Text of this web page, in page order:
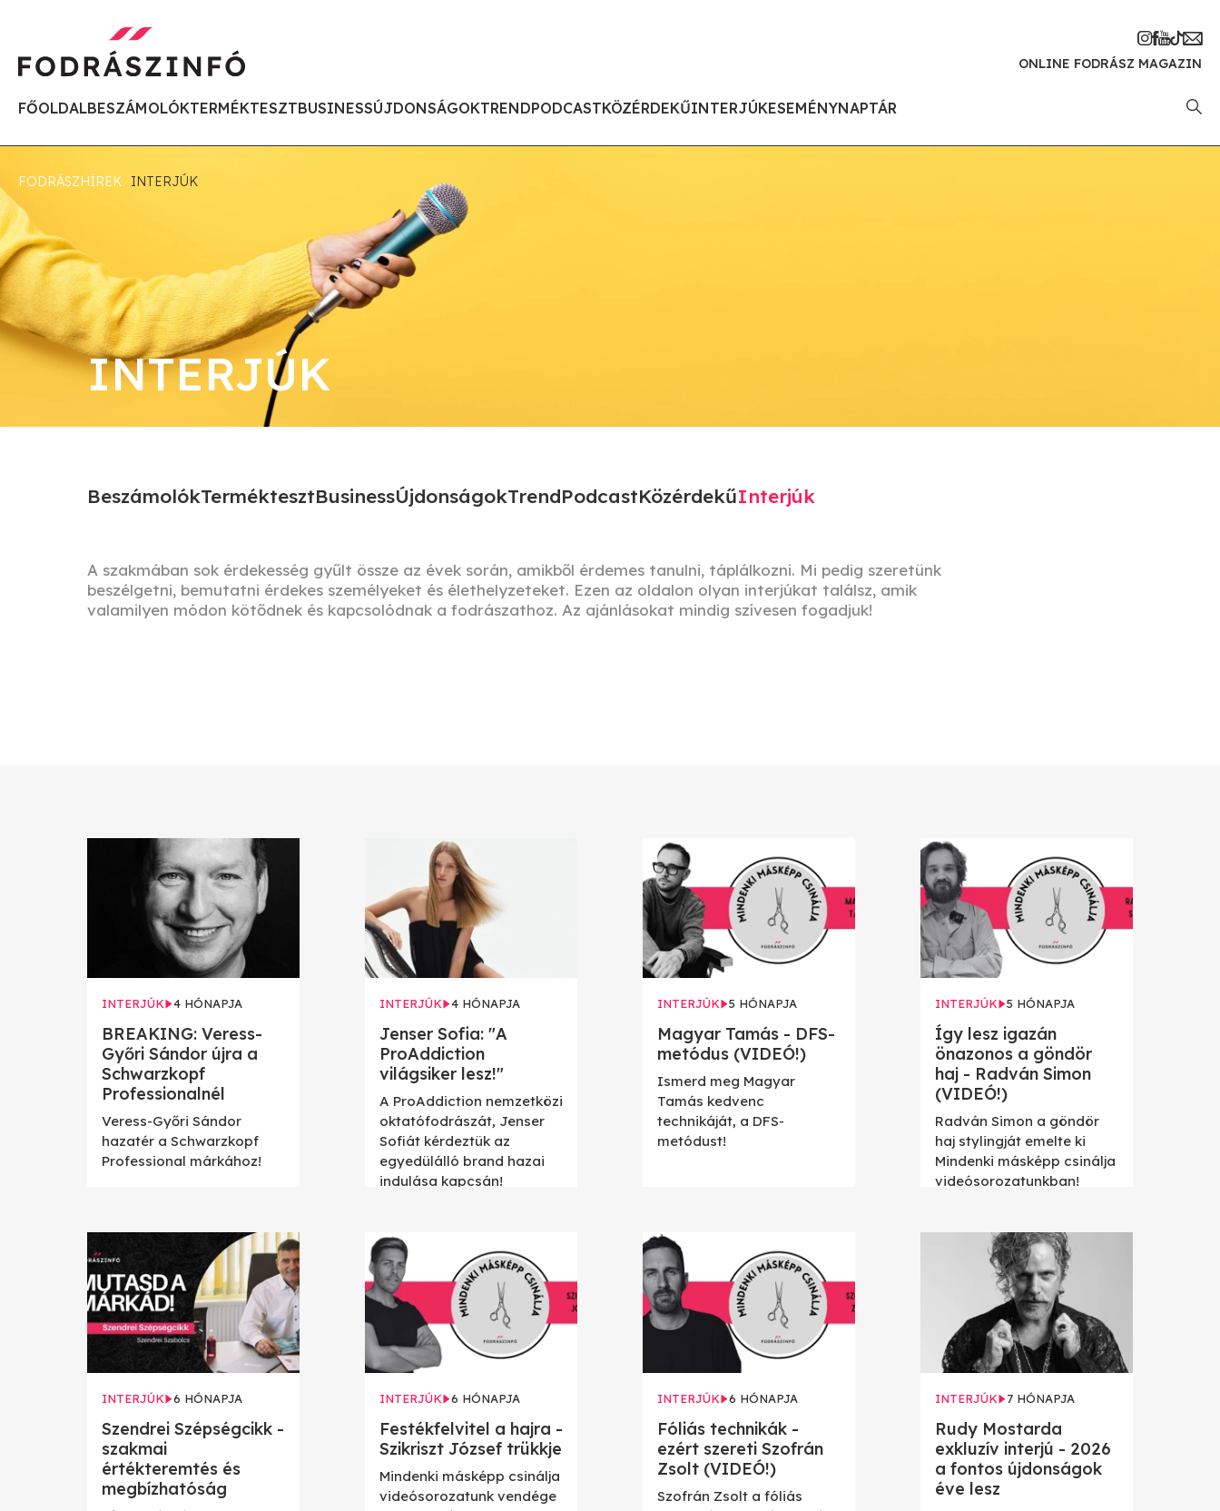
ONLINE FODRÁSZ MAGAZIN
FŐOLDALBESZÁMOLÓKTERMÉKTESZTBUSINESSÚJDONSÁGOKTRENDPODCASTKÖZÉRDEKŰINTERJÚKESEMÉNYNAPTÁR
FODRÁSZHÍREK INTERJÚK
INTERJÚK
BeszámolókTerméktesztBusinessÚjdonságokTrendPodcastKözérdekűInterjúk
A szakmában sok érdekesség gyűlt össze az évek során, amikből érdemes tanulni, táplálkozni. Mi pedig szeretünk
beszélgetni, bemutatni érdekes személyeket és élethelyzeteket. Ezen az oldalon olyan interjúkat találsz, amik
valamilyen módon kötődnek és kapcsolódnak a fodrászathoz. Az ajánlásokat mindig szívesen fogadjuk!
INTERJÚK 4 HÓNAPJA
BREAKING: Veress-
Győri Sándor újra a
Schwarzkopf
Professionalnél
Veress-Győri Sándor
hazatér a Schwarzkopf
Professional márkához!
INTERJÚK 4 HÓNAPJA
Jenser Sofia: "A
ProAddiction
világsiker lesz!"
A ProAddiction nemzetközi
oktatófodrászát, Jenser
Sofiát kérdeztük az
egyedülálló brand hazai
indulása kapcsán!
INTERJÚK 5 HÓNAPJA
Magyar Tamás - DFS-
metódus (VIDEÓ!)
Ismerd meg Magyar
Tamás kedvenc
technikáját, a DFS-
metódust!
INTERJÚK 5 HÓNAPJA
Így lesz igazán
önazonos a göndör
haj - Radván Simon
(VIDEÓ!)
Radván Simon a göndör
haj stylingját emelte ki
Mindenki másképp csinálja
videósorozatunkban!
INTERJÚK 6 HÓNAPJA
Szendrei Szépségcikk -
szakmai
értékteremtés és
megbízhatóság
INTERJÚK 6 HÓNAPJA
Festékfelvitel a hajra -
Szikriszt József trükkje
Mindenki másképp csinálja
videósorozatunk vendége
INTERJÚK 6 HÓNAPJA
Fóliás technikák -
ezért szereti Szofrán
Zsolt (VIDEÓ!)
Szofrán Zsolt a fóliás
INTERJÚK 7 HÓNAPJA
Rudy Mostarda
exkluzív interjú - 2026
a fontos újdonságok
éve lesz